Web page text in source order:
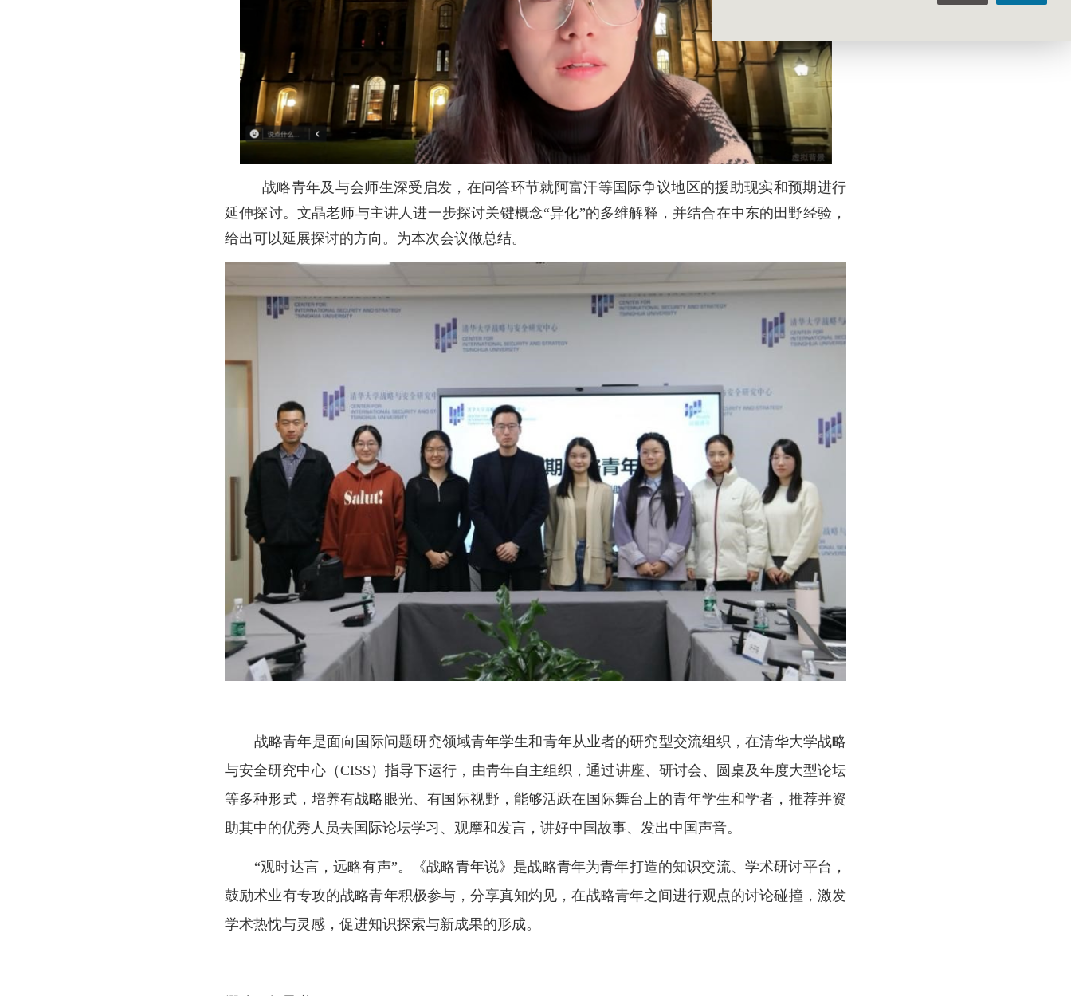
战略青年及与会师生深受启发，在问答环节就阿富汗等国际争议地区的援助现实和预期进行
延伸探讨。文晶老师与主讲人进一步探讨关键概念“异化”的多维解释，并结合在中东的田野经验，
给出可以延展探讨的方向。为本次会议做总结。
战略青年是面向国际问题研究领域青年学生和青年从业者的研究型交流组织，在清华大学战略
与安全研究中心（CISS ）指导下运行，由青年自主组织，通过讲座、研讨会、圆桌及年度大型论坛
等多种形式，培养有战略眼光、有国际视野，能够活跃在国际舞台上的青年学生和学者，推荐并资
助其中的优秀人员去国际论坛学习、观摩和发言，讲好中国故事、发出中国声音。
“观时达言，远略有声”。《战略青年说》是战略青年为青年打造的知识交流、学术研讨平台，
鼓励术业有专攻的战略青年积极参与，分享真知灼见，在战略青年之间进行观点的讨论碰撞，激发
学术热忱与灵感，促进知识探索与新成果的形成。